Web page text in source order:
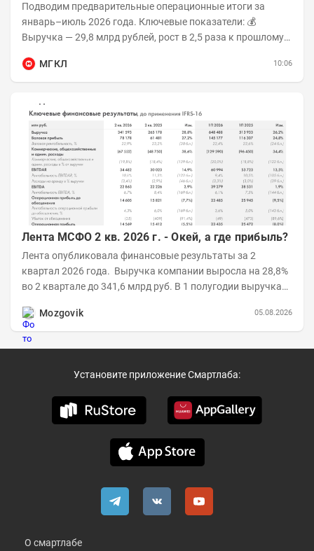
Подводим предварительные операционные итоги за
январь–июль 2026 года. Ключевые показатели: 💰
Выручка — 29,8 млрд рублей, рост в 2,5 раза к прошлому
МГКЛ
10:06
Лента МСФО 2 кв. 2026 г. - Окей, а где прибыль?
Лента опубликовала финансовые результаты за 2
квартал 2026 года. Выручка компании выросла на 28,8%
во 2 квартале до 341,6 млрд руб. В 1 полугодии выручка
Mozgovik
05.08.2026
Установите приложение Смартлаба:
О смартлабе